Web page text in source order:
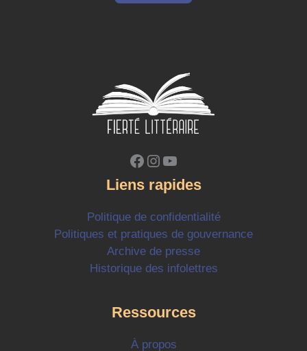
Facebook
Instagram
YouTube
Liens rapides
Politique de confidentialité
Politiques et pratiques de gouvernance
Archive de presse
Historique des infolettres
Ressources
À propos